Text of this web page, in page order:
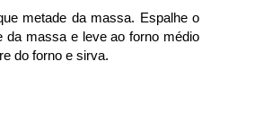
metade da massa. Espalhe o
da massa e leve ao forno médio
do forno e sirva.